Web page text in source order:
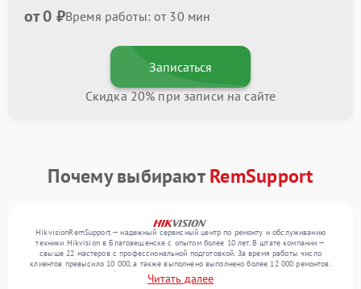
от 0 ₽Время работы: от 30 мин
Записаться
Скидка 20% при записи на сайте
Почему выбираютRemSupport
HikvisionRemSupport — надежный сервисный центр по ремонту и обслуживанию
техники Hikvision в Благовещенске с опытом более 10 лет. В штате компании —
свыше 22 мастеров с профессиональной подготовкой. За время работы число
клиентов превысило 10 000, а также выполнено выполнено более 12 000 ремонтов.
Ежемесячно в сервисный центр поступает свыше 300 единиц техники, включая , , . Мы
устраняем поломки любой сложности и обеспечиваем надежный результат благодаря
Читать далее